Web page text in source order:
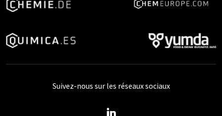
Suivez-nous sur les réseaux sociaux